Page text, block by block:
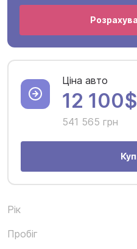
Рік
Пробіг
Ціна авто
12 100$
541 565 грн